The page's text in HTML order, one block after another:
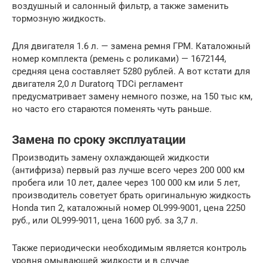
воздушный и салонный фильтр, а также заменить
тормозную жидкость.
Для двигателя 1.6 л. — замена ремня ГРМ. Каталожный
номер комплекта (ремень с роликами) — 1672144,
средняя цена составляет 5280 рублей. А вот кстати для
двигателя 2,0 л Duratorq TDCi регламент
предусматривает замену немного позже, на 150 тыс км,
но часто его стараются поменять чуть раньше.
Замена по сроку эксплуатации
Производить замену охлаждающей жидкости
(антифриза) первый раз лучше всего через 200 000 км
пробега или 10 лет, далее через 100 000 км или 5 лет,
производитель советует брать оригинальную жидкость
Honda тип 2, каталожный номер OL999-9001, цена 2250
руб., или OL999-9011, цена 1600 руб. за 3,7 л.
Также периодически необходимым является контроль
уровня омывающей жидкости и в случае